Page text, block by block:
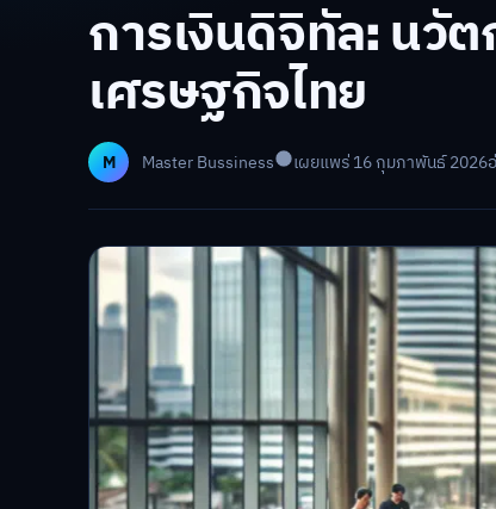
การเงินดิจิทัล: นวั
เศรษฐกิจไทย
M Master Bussiness เผยแพร่ 16 กุมภาพันธ์ 2026